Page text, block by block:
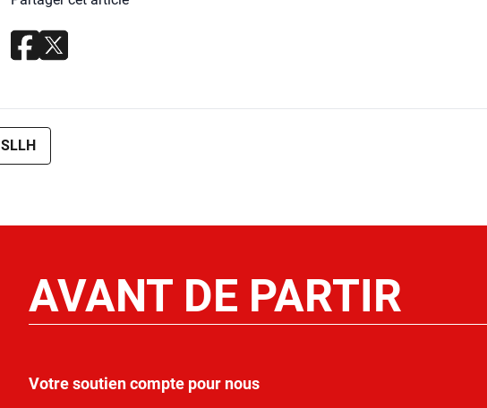
SLLH
AVANT DE PARTIR
Votre soutien compte pour nous